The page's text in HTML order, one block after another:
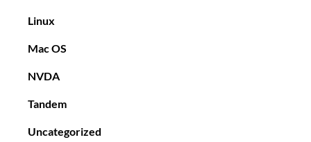
Linux
Mac OS
NVDA
Tandem
Uncategorized